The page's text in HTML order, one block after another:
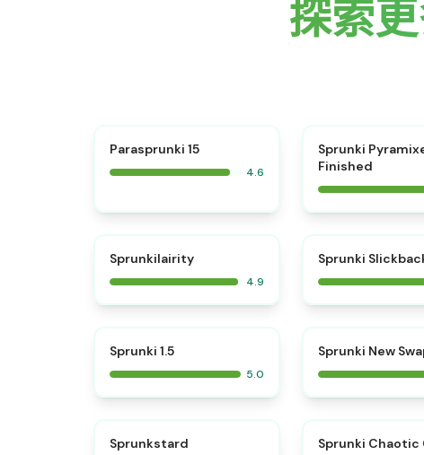
探索
Parasprunki 15
4.6
Sprunki
Finished
Sprunkilairity
4.9
Sprunki
Sprunki 1.5
5.0
Sprunki New
Sprunkstard Sprunki Chaotic